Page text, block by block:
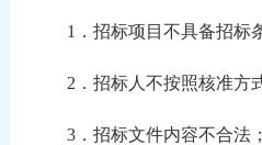
1．招标项目不具备招标条
2．招标人不按照核准方式
3．招标文件内容不合法；